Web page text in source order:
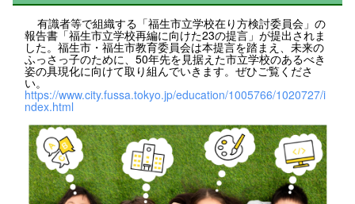
有識者等で組織する「福生市立学校在り方検討委員会」の
報告書「福生市立学校再編に向けた23の提言」が提出されま
した。福生市・福生市教育委員会は本提言を踏まえ、未来の
ふっさっ子のために、50年先を見据えた市立学校のあるべき
姿の具現化に向けて取り組んでいきます。ぜひご覧くださ
い。
https://www.city.fussa.tokyo.jp/education/1005766/1020727/i
ndex.html